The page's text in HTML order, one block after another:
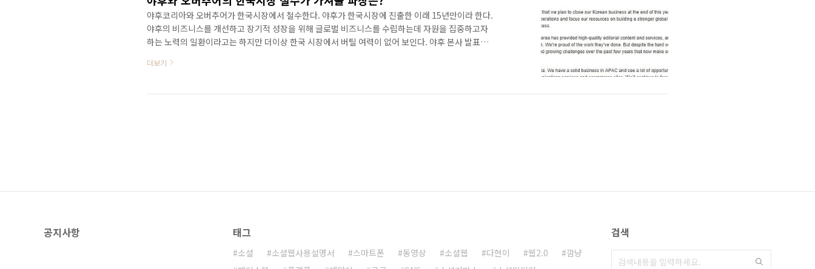
야후코리아와 오버추어가 한국시장에서 철수한다. 야후가 한국시장에 진출한 이래 15년만이라 한다.
야후의 비즈니스를 개선하고 장기적 성장을 위해 글로벌 비즈니스를 수립하는데 자원을 집중하고자
하는 노력의 일환이라고는 하지만 더이상 한국 시장에서 버틸 여력이 없어 보인다. 야후 본사 발표문
24위다. 얼마전에 기고한 베타뉴스 칼럼에서 더이상 포털이라 불리기도 힘든 상황이라 이야기한 적
1주일도 안되서 야후는 한국시장에서의 전면적인 철수를 발표했다. 1995년 인터넷 ..
더보기
공지사항 태그
소셜 소셜웹사용설명서 스마트폰 동영상 소셜웹 다현이 웹2.0
깜냥
검색